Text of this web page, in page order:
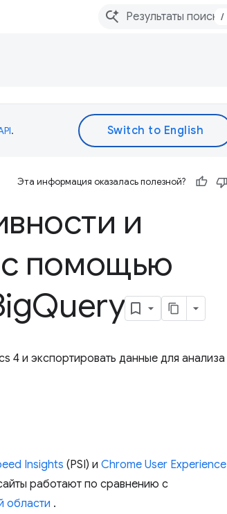
/
.
Эта информация оказалась полезной?
и
с помощью
Query
4 и экспортировать данные для анализа
​​Insights (PSI) и Chrome User Experience
работают по сравнению с
области .